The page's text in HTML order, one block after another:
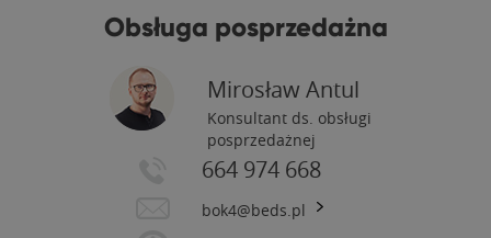
Obsługa posprzedażna
Mirosław Antul
Konsultant ds. obsługi
posprzedażnej
664 974 668
bok4@beds.pl